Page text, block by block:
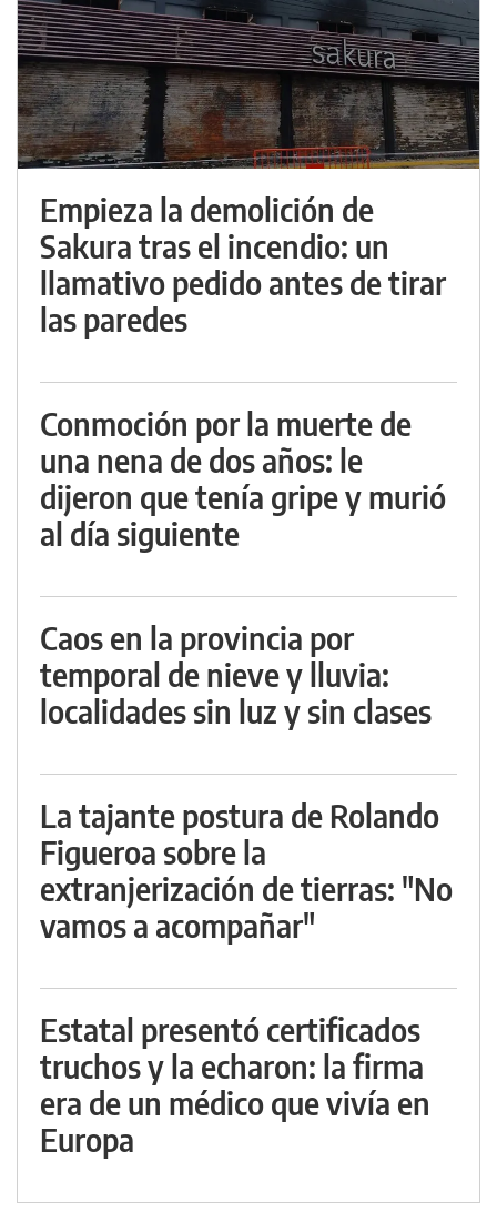
Empieza la demolición de
Sakura tras el incendio: un
llamativo pedido antes de tirar
las paredes
Conmoción por la muerte de
una nena de dos años: le
dijeron que tenía gripe y murió
al día siguiente
Caos en la provincia por
temporal de nieve y lluvia:
localidades sin luz y sin clases
La tajante postura de Rolando
Figueroa sobre la
extranjerización de tierras: "No
vamos a acompañar"
Estatal presentó certificados
truchos y la echaron: la firma
era de un médico que vivía en
Europa